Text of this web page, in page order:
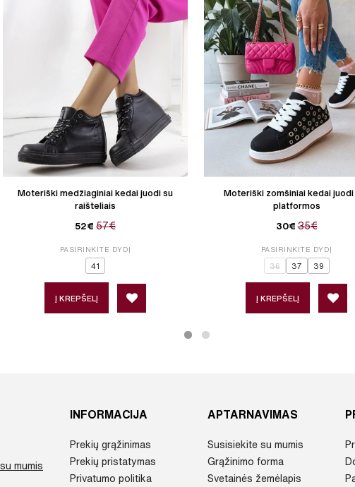
Moteriški medžiaginiai kedai juodi su
raišteliais
52€ 57€
PASIRINKITE DYDĮ
41
Į KREPŠELĮ
Moteriški zomšiniai kedai juodi
platformos
30€ 35€
PASIRINKITE DYDĮ
36 37 39
Į KREPŠELĮ
mumis
INFORMACIJA
Prekių grąžinimas
Prekių pristatymas
Privatumo politika
APTARNAVIMAS
Susisiekite su mumis
Grąžinimo forma
Svetainės žemėlapis